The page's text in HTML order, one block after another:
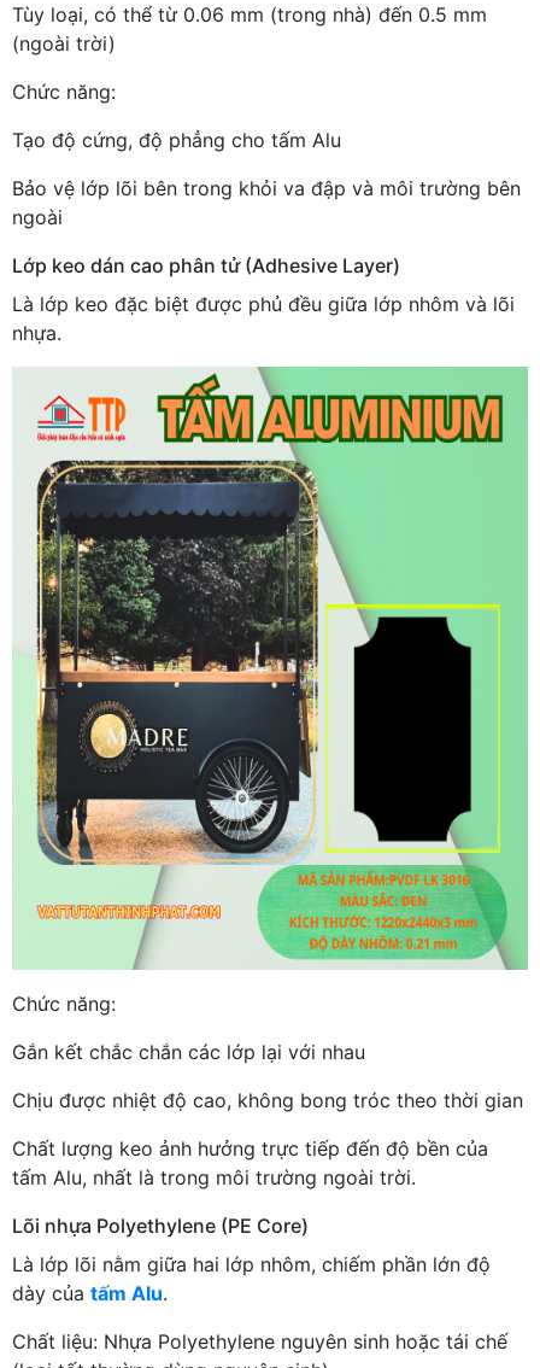
Tùy loại, có thể từ 0.06 mm (trong nhà) đến 0.5 mm
(ngoài trời)
Chức năng:
Tạo độ cứng, độ phẳng cho tấm Alu
Bảo vệ lớp lõi bên trong khỏi va đập và môi trường bên
ngoài
Lớp keo dán cao phân tử (Adhesive Layer)
Là lớp keo đặc biệt được phủ đều giữa lớp nhôm và lõi
nhựa.
Chức năng:
Gắn kết chắc chắn các lớp lại với nhau
Chịu được nhiệt độ cao, không bong tróc theo thời gian
Chất lượng keo ảnh hưởng trực tiếp đến độ bền của
tấm Alu, nhất là trong môi trường ngoài trời.
Lõi nhựa Polyethylene (PE Core)
Là lớp lõi nằm giữa hai lớp nhôm, chiếm phần lớn độ
dày của tấm Alu.
Chất liệu: Nhựa Polyethylene nguyên sinh hoặc tái chế